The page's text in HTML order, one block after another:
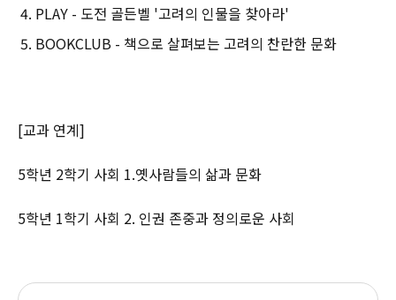
PLAY - 도전 골든벨 '고려의 인물을 찾아라'
BOOKCLUB - 책으로 살펴보는 고려의 찬란한 문화
[교과 연계]
5학년 2학기 사회 1.옛사람들의 삶과 문화
5학년 1학기 사회 2. 인권 존중과 정의로운 사회